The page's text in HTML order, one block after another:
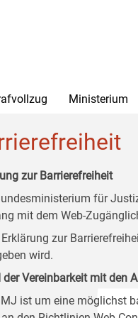
Ministerium
zur Barrierefreiheit
für
mit dem Web-
Erklärung zur
wird.
der Vereinbarkeit mit den
ist um eine möglichst